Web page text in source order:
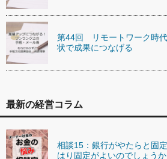
第44回 リモートワーク時
状で成果につなげる
最新の経営コラム
相談15：銀行がやたらと固
はり固定がよいのでしょうか